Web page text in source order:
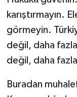
karıştırmayın.
görmeyin.
değil, daha
değil, daha
Buradan